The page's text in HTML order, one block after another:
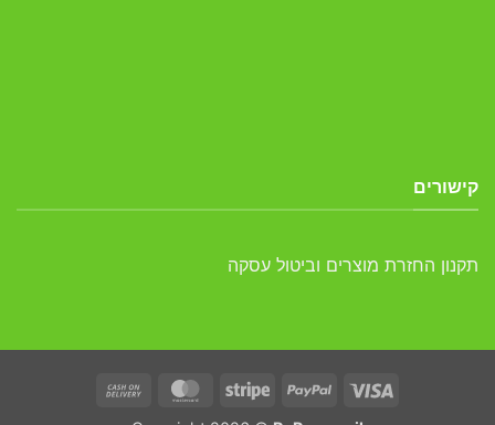
קישורים
תקנון החזרת מוצרים וביטול עסקה
Visa
PayPal
Stripe
MasterCard